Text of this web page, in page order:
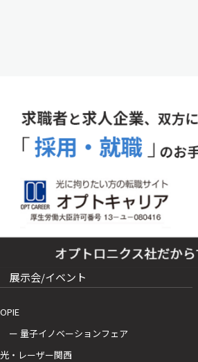
展示会/イベント
OPIE
ー 量子イノベーションフェア
光・レーザー関西